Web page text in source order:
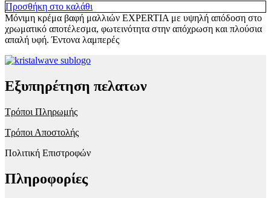
Προσθήκη στο καλάθι
Μόνιμη κρέμα βαφή μαλλιών EXPERTIA με υψηλή απόδοση στο
χρωματικό αποτέλεσμα, φωτεινότητα στην απόχρωση και πλούσια
απαλή υφή. Έντονα λαμπερές
Εξυπηρέτηση πελατων
Τρόποι Πληρωμής
Τρόποι Αποστολής
Πολιτική Επιστροφών
Πληροφορίες